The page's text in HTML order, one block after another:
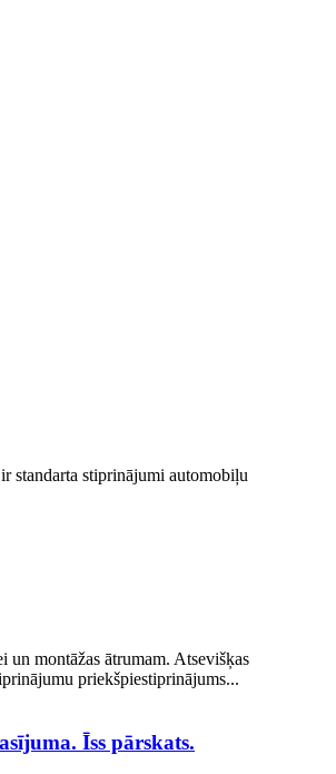
standarta stiprinājumi automobiļu
un montāžas ātrumam. Atsevišķas
priekšpiestiprinājums...
Īss pārskats.